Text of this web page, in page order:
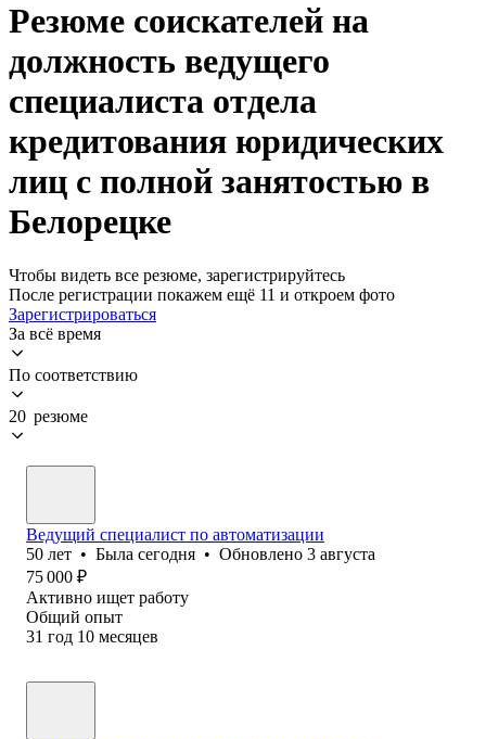
Резюме соискателей на
должность ведущего
специалиста отдела
кредитования юридических
лиц с полной занятостью в
Белорецке
Чтобы видеть все резюме, зарегистрируйтесь
После регистрации покажем ещё 11 и откроем фото
Зарегистрироваться
За всё время
По соответствию
20 резюме
Ведущий специалист по автоматизации
50 лет • Была сегодня • Обновлено 3 августа
75 000 ₽
Активно ищет работу
Общий опыт
31 год 10 месяцев